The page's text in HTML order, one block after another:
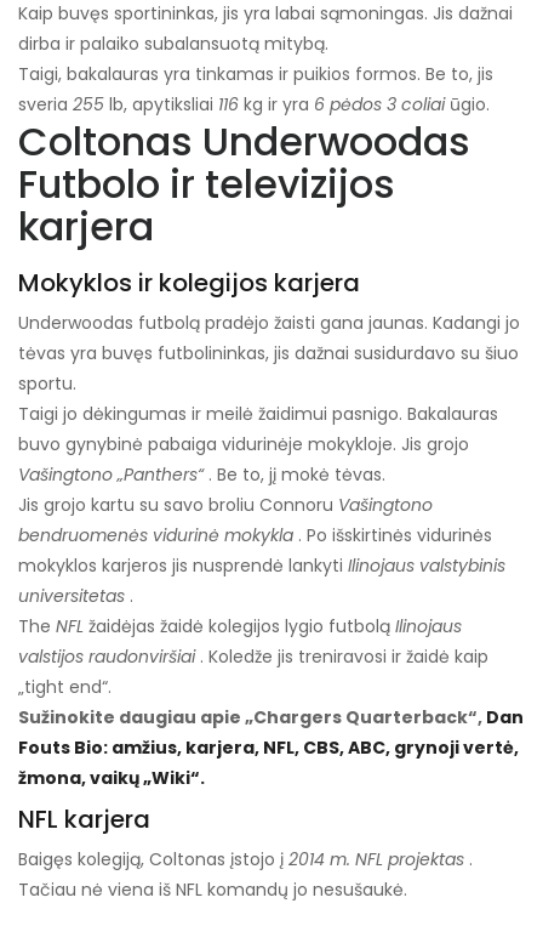
Kaip buvęs sportininkas, jis yra labai sąmoningas. Jis dažnai
dirba ir palaiko subalansuotą mitybą.
Taigi, bakalauras yra tinkamas ir puikios formos. Be to, jis
sveria 255 lb, apytiksliai 116 kg ir yra 6 pėdos 3 coliai ūgio.
Coltonas Underwoodas
Futbolo ir televizijos
karjera
Mokyklos ir kolegijos karjera
Underwoodas futbolą pradėjo žaisti gana jaunas. Kadangi jo
tėvas yra buvęs futbolininkas, jis dažnai susidurdavo su šiuo
sportu.
Taigi jo dėkingumas ir meilė žaidimui pasnigo. Bakalauras
buvo gynybinė pabaiga vidurinėje mokykloje. Jis grojo
Vašingtono „Panthers“ . Be to, jį mokė tėvas.
Jis grojo kartu su savo broliu Connoru Vašingtono
bendruomenės vidurinė mokykla . Po išskirtinės vidurinės
mokyklos karjeros jis nusprendė lankyti Ilinojaus valstybinis
universitetas .
The NFL žaidėjas žaidė kolegijos lygio futbolą Ilinojaus
valstijos raudonviršiai . Koledže jis treniravosi ir žaidė kaip
„tight end“.
Sužinokite daugiau apie „Chargers Quarterback“, Dan
Fouts Bio: amžius, karjera, NFL, CBS, ABC, grynoji vertė,
žmona, vaikų „Wiki“.
NFL karjera
Baigęs kolegiją, Coltonas įstojo į 2014 m. NFL projektas .
Tačiau nė viena iš NFL komandų jo nesušaukė.